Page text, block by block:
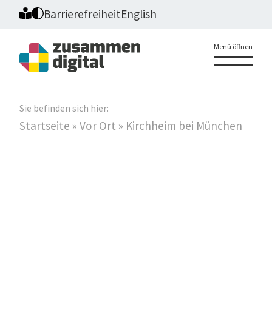
BarrierefreiheitEnglish
Menü öffnen
Sie befinden sich hier:
Startseite » Vor Ort » Kirchheim bei München